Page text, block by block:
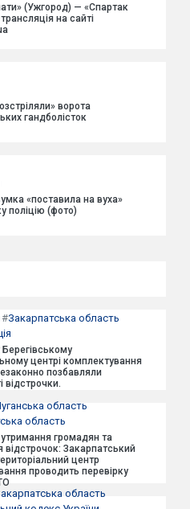
(Ужгород) — «Спартак
на сайті
ворота
гандболісток
«поставила на вуха»
поліцію (фото)
#Закарпатська область
Берегівському
центрі комплектування
позбавляли
відстрочки.
область
область
громадян та
відстрочок: Закарпатський
центр
проводить перевірку
область